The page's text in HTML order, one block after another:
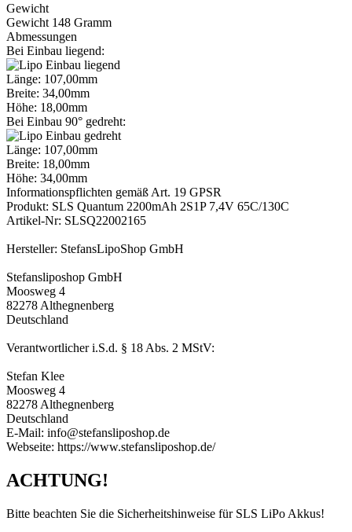
Gewicht
Gewicht 148 Gramm
Abmessungen
Bei Einbau liegend:
Länge: 107,00mm
Breite: 34,00mm
Höhe: 18,00mm
Bei Einbau 90° gedreht:
Länge: 107,00mm
Breite: 18,00mm
Höhe: 34,00mm
Informationspflichten gemäß Art. 19 GPSR
Produkt: SLS Quantum 2200mAh 2S1P 7,4V 65C/130C
Artikel-Nr: SLSQ22002165
Hersteller: StefansLipoShop GmbH
Stefansliposhop GmbH
Moosweg 4
82278 Althegnenberg
Deutschland
Verantwortlicher i.S.d. § 18 Abs. 2 MStV:
Stefan Klee
Moosweg 4
82278 Althegnenberg
Deutschland
E-Mail: info@stefansliposhop.de
Webseite: https://www.stefansliposhop.de/
ACHTUNG!
Bitte beachten Sie die Sicherheitshinweise für SLS LiPo Akkus!